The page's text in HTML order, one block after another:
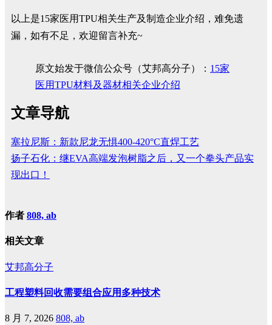
以上是15家医用TPU相关生产及制造企业介绍，难免遗
漏，如有不足，欢迎留言补充~
原文始发于微信公众号（艾邦高分子）： 15家
医用TPU材料及器材相关企业介绍
文章导航
塞拉尼斯：新款尼龙无惧400-420°C直焊工艺
扬子石化：继EVA高端发泡树脂之后，又一个拳头产品实
现出口！
作者 808, ab
相关文章
艾邦高分子
工程塑料回收需要组合应用多种技术
8 月 7, 2026 808, ab